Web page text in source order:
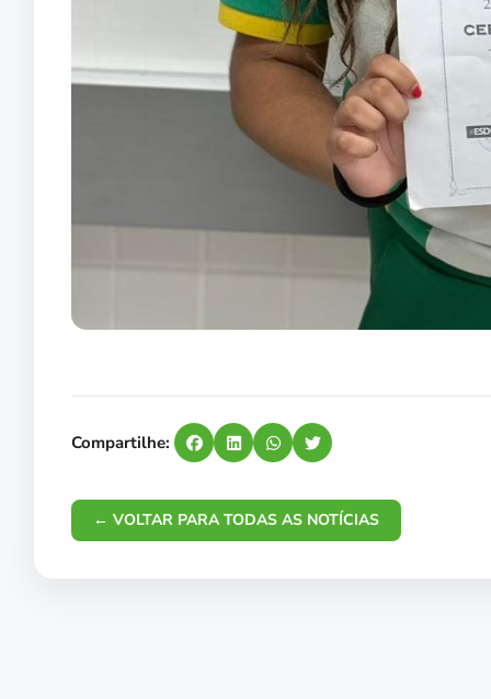
Compartilhe:
← VOLTAR PARA TODAS AS NOTÍCIAS